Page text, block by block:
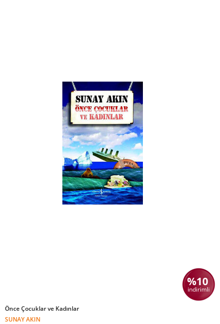
%10
indirimli
Önce Çocuklar ve Kadınlar
SUNAY AKIN